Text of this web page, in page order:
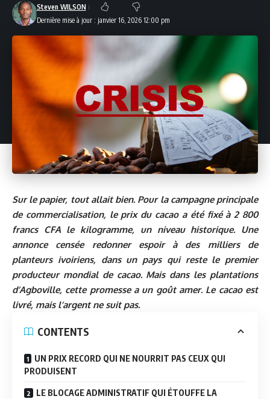
Dernière mise à jour : janvier 16, 2026 12:00 pm
Steven WILSON
Sur le papier, tout allait bien. Pour la campagne principale
de commercialisation, le prix du cacao a été fixé à 2 800
francs CFA le kilogramme, un niveau historique. Une
annonce censée redonner espoir à des milliers de
planteurs ivoiriens, dans un pays qui reste le premier
producteur mondial de cacao. Mais dans les plantations
d’Agboville, cette promesse a un goût amer. Le cacao est
livré, mais l’argent ne suit pas.
CONTENTS
UN PRIX RECORD QUI NE NOURRIT PAS CEUX QUI
PRODUISENT
LE BLOCAGE ADMINISTRATIF QUI ÉTOUFFE LA